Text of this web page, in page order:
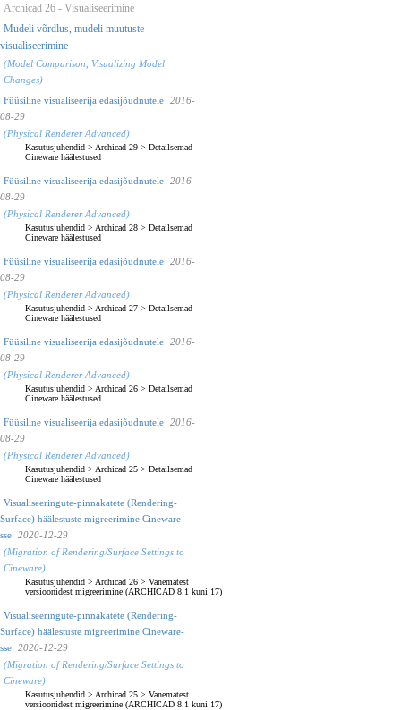
Archicad 26 - Visualiseerimine
Mudeli võrdlus, mudeli muutuste
visualiseerimine
(Model Comparison, Visualizing Model
Changes)
Füüsiline visualiseerija edasijõudnutele
2016-
08-29
(Physical Renderer Advanced)
Kasutusjuhendid > Archicad 29 > Detailsemad
Cineware häälestused
Füüsiline visualiseerija edasijõudnutele
2016-
08-29
(Physical Renderer Advanced)
Kasutusjuhendid > Archicad 28 > Detailsemad
Cineware häälestused
Füüsiline visualiseerija edasijõudnutele
2016-
08-29
(Physical Renderer Advanced)
Kasutusjuhendid > Archicad 27 > Detailsemad
Cineware häälestused
Füüsiline visualiseerija edasijõudnutele
2016-
08-29
(Physical Renderer Advanced)
Kasutusjuhendid > Archicad 26 > Detailsemad
Cineware häälestused
Füüsiline visualiseerija edasijõudnutele
2016-
08-29
(Physical Renderer Advanced)
Kasutusjuhendid > Archicad 25 > Detailsemad
Cineware häälestused
Visualiseeringute-pinnakatete (Rendering-
Surface) häälestuste migreerimine Cineware-
sse
2020-12-29
(Migration of Rendering/Surface Settings to
Cineware)
Kasutusjuhendid > Archicad 26 > Vanematest
versioonidest migreerimine (ARCHICAD 8.1 kuni 17)
Visualiseeringute-pinnakatete (Rendering-
Surface) häälestuste migreerimine Cineware-
sse
2020-12-29
(Migration of Rendering/Surface Settings to
Cineware)
Kasutusjuhendid > Archicad 25 > Vanematest
versioonidest migreerimine (ARCHICAD 8.1 kuni 17)